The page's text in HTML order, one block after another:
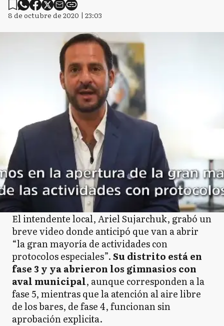
8 de octubre de 2020 | 23:03
El intendente local, Ariel Sujarchuk, grabó un
breve video donde anticipó que van a abrir
“la gran mayoría de actividades con
protocolos especiales”.Su distrito está en
fase 3 y ya abrieron los gimnasios con
aval municipal, aunque corresponden a la
fase 5, mientras que la atención al aire libre
de los bares, de fase 4, funcionan sin
aprobación explicita.